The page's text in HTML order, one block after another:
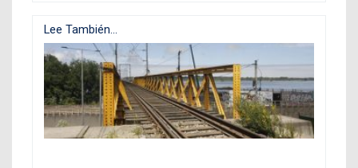
Lee También...